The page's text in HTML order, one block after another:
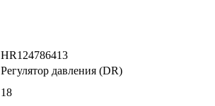
HR124786413
Регулятор давления (DR)
18